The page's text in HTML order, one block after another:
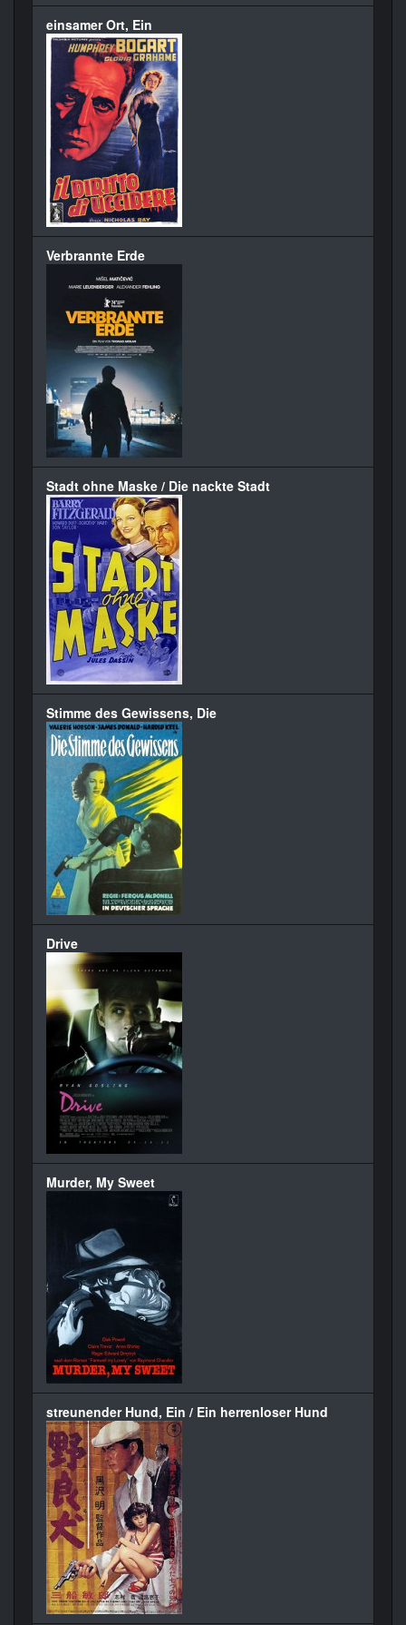
einsamer Ort, Ein
Verbrannte Erde
Stadt ohne Maske / Die nackte Stadt
Stimme des Gewissens, Die
Drive
Murder, My Sweet
streunender Hund, Ein / Ein herrenloser Hund